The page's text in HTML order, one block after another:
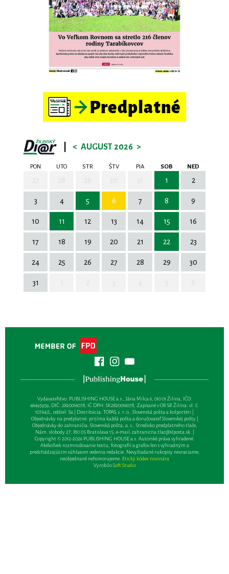
< AUGUST 2026 >
PON UTO STR ŠTV PIA SOB NED
1 2
3 4 5 6 7 8 9
10 11 12 13 14 15 16
17 18 19 20 21 22 23
24 25 26 27 28 29 30
31
Vydavateľsťvo: PUBLISHING HOUSE a.s., Jána Milca 6, 010 01 Žilina, IČO:
46495959, DIČ: 2820016078, IČ DPH: SK2820016078, Zapísané v OR SR Žilina: vl. č.
10764/L, oddiel: Sa | Distribúcia: TOPAS, s. r. o., Slovenská pošta a kolportéri |
Objednávky na predplatné: prijíma každá pošta a doručovateľ Slovenskej pošty |
Objednávky do zahraničia: Slovenská pošta, a. s., Stredisko predplatného tlače,
Nám. slobody 27, 810 05 Bratislava 15, e-mail:zahranicna.tlac@slposta.sk. |
Copyright © 2012-2026 PUBLISHING HOUSE a.s. Autorské práva vyhradené.
Akékoľvek rozmnožovanie textu, fotografií a grafov len s výhradným a
predchádzajúcim súhlasom vedenia redakcie. Nevyžiadané rukopisy nevraciame,
neobjednané nehonorujeme. Etický kódex novinára
VyrobiloSoft Studio